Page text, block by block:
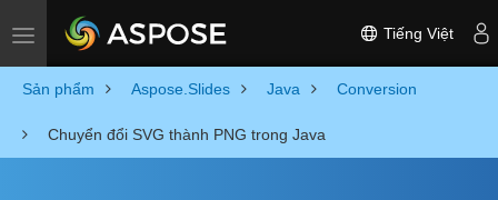
Toggle navigation Tiếng Việt
Sản phẩm Aspose.Slides Java Conversion
Chuyển đổi SVG thành PNG trong Java